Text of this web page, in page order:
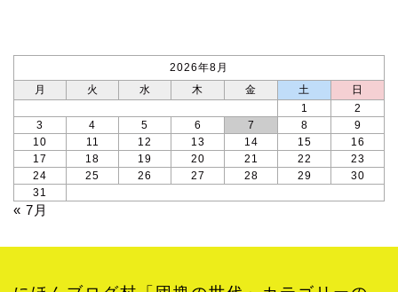
2026年8月
月
火 水 木 金 土
日
1
2
3
4 5 6 7 8
9
10
11 12 13 14 15
16
17
18 19 20 21 22
23
24
25 26 27 28 29
30
31
« 7月